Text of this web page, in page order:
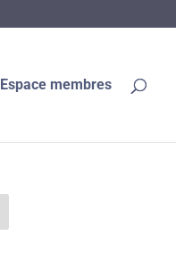
Espace membres